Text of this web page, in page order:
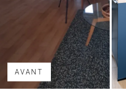
AVANT